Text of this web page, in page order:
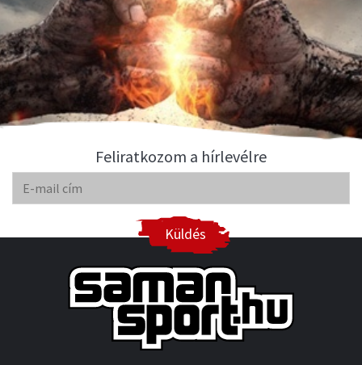
Feliratkozom a hírlevélre
Küldés